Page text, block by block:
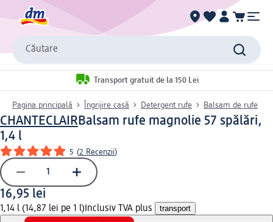
Căutare
Transport gratuit de la 150 Lei
Pagina principală Îngrijire casă Detergent rufe Balsam de rufe
CHANTECLAIRBalsam rufe magnolie 57 spălări,
1,4 l
5 (2 Recenzii)
16,95 lei
1,14 l (14,87 lei pe 1 l) Inclusiv TVA plus transport